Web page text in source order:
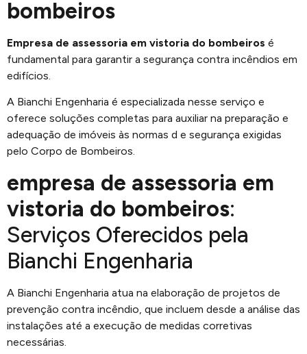
bombeiros
Empresa de assessoria em vistoria do bombeiros é
fundamental para garantir a segurança contra incêndios em
edifícios.
A Bianchi Engenharia é especializada nesse serviço e
oferece soluções completas para auxiliar na preparação e
adequação de imóveis às normas d e segurança exigidas
pelo Corpo de Bombeiros.
empresa de assessoria em
vistoria do bombeiros:
Serviços Oferecidos pela
Bianchi Engenharia
A Bianchi Engenharia atua na elaboração de projetos de
prevenção contra incêndio, que incluem desde a análise das
instalações até a execução de medidas corretivas
necessárias.